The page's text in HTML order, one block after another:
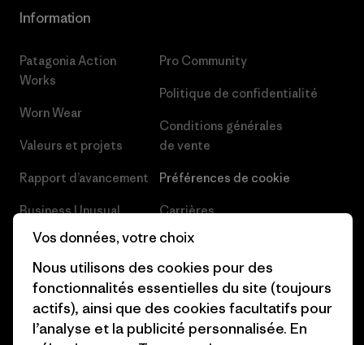
Information
Patagonia Action
Works
Worn Wear
Valeurs et projets
Rapport d’avancement
Business Unusual
Objectifs climatiques
1% For The Planet
Comment nous
finançons
Pro Community
Politique de confidentialité
Conditions générales
de vente
Préférences de cookie
Carrières
Presse et media
Industry program
Programme d’affiliation
Patagonia Luxembourg Plan du
Vos données, votre choix
Nous utilisons des cookies pour des
fonctionnalités essentielles du site (toujours
actifs), ainsi que des cookies facultatifs pour
l’analyse et la publicité personnalisée. En